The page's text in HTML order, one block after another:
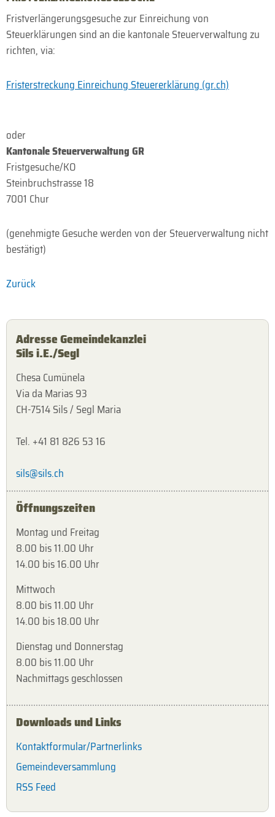
Fristverlängerungsgesuche zur Einreichung von
Steuerklärungen sind an die kantonale Steuerverwaltung zu
richten, via:
Fristerstreckung Einreichung Steuererklärung (gr.ch)
oder
Kantonale Steuerverwaltung GR
Fristgesuche/KO
Steinbruchstrasse 18
7001 Chur
(genehmigte Gesuche werden von der Steuerverwaltung nicht
bestätigt)
Zurück
Adresse Gemeindekanzlei
Sils i.E./Segl
Chesa Cumünela
Via da Marias 93
CH-7514 Sils / Segl Maria
Tel. +41 81 826 53 16
sils@sils.ch
Öffnungszeiten
Montag und Freitag
8.00 bis 11.00 Uhr
14.00 bis 16.00 Uhr
Mittwoch
8.00 bis 11.00 Uhr
14.00 bis 18.00 Uhr
Dienstag und Donnerstag
8.00 bis 11.00 Uhr
Nachmittags geschlossen
Downloads und Links
Kontaktformular/Partnerlinks
Gemeindeversammlung
RSS Feed